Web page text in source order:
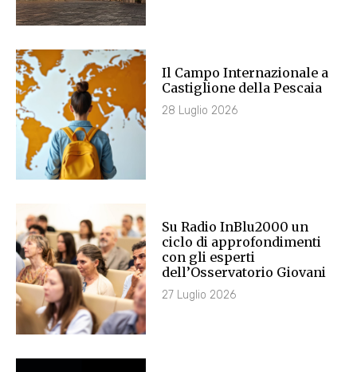
Il Campo Internazionale a
Castiglione della Pescaia
28 Luglio 2026
Su Radio InBlu2000 un
ciclo di approfondimenti
con gli esperti
dell’Osservatorio Giovani
27 Luglio 2026